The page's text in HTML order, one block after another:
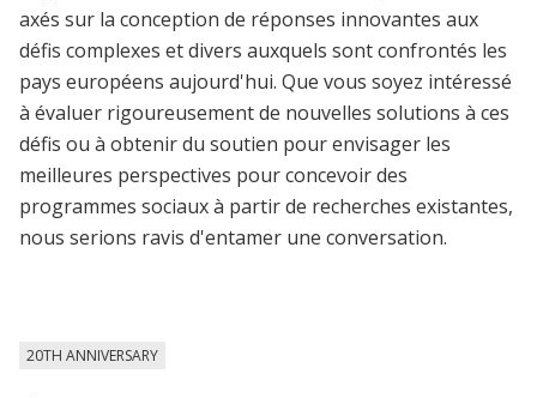
axés sur la conception de réponses innovantes aux
défis complexes et divers auxquels sont confrontés les
pays européens aujourd'hui. Que vous soyez intéressé
à évaluer rigoureusement de nouvelles solutions à ces
défis ou à obtenir du soutien pour envisager les
meilleures perspectives pour concevoir des
programmes sociaux à partir de recherches existantes,
nous serions ravis d'entamer une conversation.
20TH ANNIVERSARY